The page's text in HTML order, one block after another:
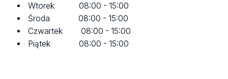
Wtorek 08:00 - 15:00
Środa 08:00 - 15:00
Czwartek 08:00 - 15:00
Piątek 08:00 - 15:00